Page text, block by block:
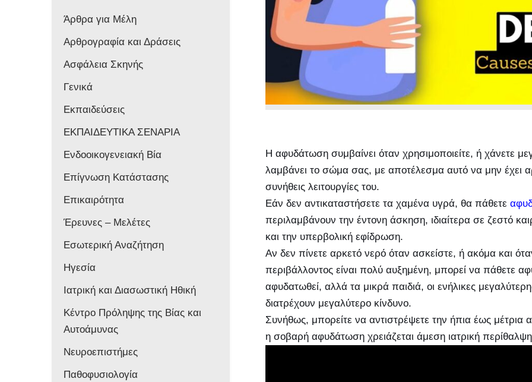
Άρθρα για Μέλη
Αρθρογραφία και Δράσεις
Ασφάλεια Σκηνής
Γενικά
Εκπαιδεύσεις
ΕΚΠΑΙΔΕΥΤΙΚΑ ΣΕΝΑΡΙΑ
Ενδοοικογενειακή Βία
Επίγνωση Κατάστασης
Επικαιρότητα
Έρευνες – Μελέτες
Εσωτερική Αναζήτηση
Ηγεσία
Ιατρική και Διασωστική Ηθική
Κέντρο Πρόληψης της Βίας και
Αυτοάμυνας
Νευροεπιστήμες
Παθοφυσιολογία
Η αφυδάτωση συμβαίνει όταν χρησιμοποιείτε, ή χάνετε
λαμβάνει το σώμα σας, με αποτέλεσμα αυτό να μην έχει
συνήθεις λειτουργίες του.
Εάν δεν αντικαταστήσετε τα χαμένα υγρά, θα πάθετε
περιλαμβάνουν την έντονη άσκηση, ιδιαίτερα σε ζεστό
και την υπερβολική εφίδρωση.
Αν δεν πίνετε αρκετό νερό όταν ασκείστε, ή ακόμα και
περιβάλλοντος είναι πολύ αυξημένη, μπορεί να πάθετε
αφυδατωθεί, αλλά τα μικρά παιδιά, οι ενήλικες
διατρέχουν μεγαλύτερο κίνδυνο.
Συνήθως, μπορείτε να αντιστρέψετε την ήπια έως
η σοβαρή αφυδάτωση χρειάζεται άμεση ιατρική